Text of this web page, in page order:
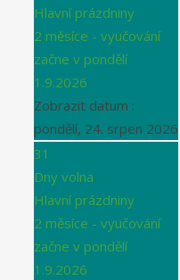
Hlavní prázdniny
2 měsíce - vyučování
začne v pondělí
1.9.2026
Zobrazit datum :
pondělí, 24. srpen 2026
31
Dny volna
Hlavní prázdniny
2 měsíce - vyučování
začne v pondělí
1.9.2026